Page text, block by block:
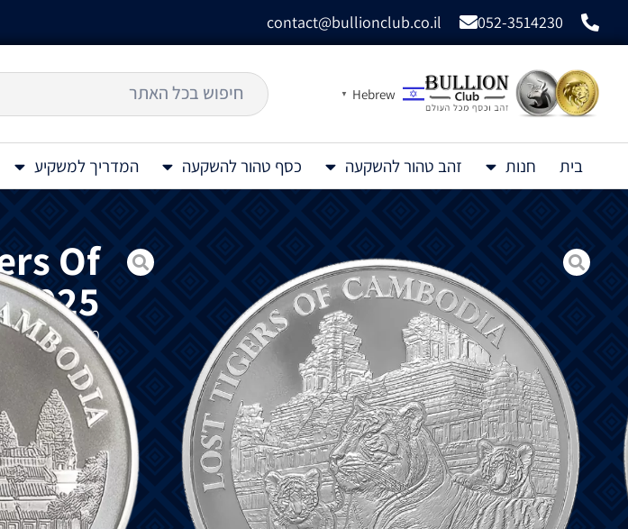
052-3514230
contact@bullionclub.co.il
Hebrew
▼
בית חנות זהב טהור להשקעה כסף טהור להשקעה המדריך למשקיע
Of
2025
מטבעכסףLost Tigers Of Cambodia 1 Oz 2025 הוא
Wildlife.
קמבודיה
להחלמתם
420
₪